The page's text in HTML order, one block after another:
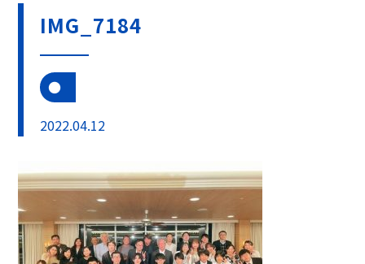
IMG_7184
2022.04.12